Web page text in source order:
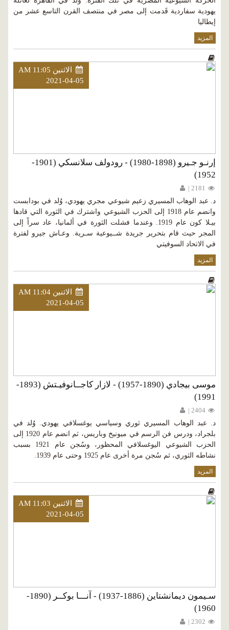
يهودية سفاردية قَدمت إلى مصر في منتصف القرن التاسع عشر من
إيطاليا
المزيد
الاثنين AM 11:05
2021-04-05
إرنـو جـيرو (1898-1980) - رودولف سلانسكي (1901-
1952)
د. عبد الوهاب المسيري زعيم شيوعي مجري يهودي، وُلد في بودابست
وانضم عام 1918 إلى الحزب الشيوعي واشترك في الثورة التي قادها
بيـلا كون عام 1919. وعندما فشلت الثورة في ألمانيا، عاد سراً إلى
المجر حيث قام بتحرير جريدة شــيوعية سـرية. وعـاش جيرو لفترة
في الاتحاد السوفيتي
المزيد
الاثنين AM 11:04
2021-04-05
موسى بيجادي (1890-1957) - لازار كاجــانوفيـتش (1893-
1991)
د. عبد الوهاب المسيري ثوري وسياسي يوغسلافي يهودي. وُلد في
بلجراد، ودرس فن الرسم في ميونيخ وباريس، ثم انضم عام 1920 إلى
الحزب الشيوعي اليوغسلافي المحظور، وسُجن عام 1921 بسبب
نشاطه الثوري، ثم سُجن مرة أخرى عام 1925 وحتى عام 1939.
المزيد
الاثنين AM 11:03
2021-04-05
سـيمون ديمانشتاين (1886-1937) - آنـــا بوكــر (1890-
1960)